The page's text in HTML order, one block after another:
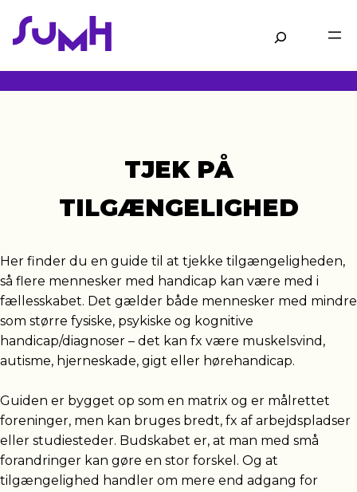
hovedindhold
Søg
TJEK PÅ
TILGÆNGELIG­HED
Her finder du en guide til at tjekke tilgængeligheden,
så flere mennesker med handicap kan være med i
fællesskabet. Det gælder både mennesker med mindre
som større fysiske, psykiske og kognitive
handicap/diagnoser – det kan fx være muskelsvind,
autisme, hjerneskade, gigt eller hørehandicap.
Guiden er bygget op som en matrix og er målrettet
foreninger, men kan bruges bredt, fx af arbejdspladser
eller studiesteder. Budskabet er, at man med små
forandringer kan gøre en stor forskel. Og at
tilgængelighed handler om mere end adgang for